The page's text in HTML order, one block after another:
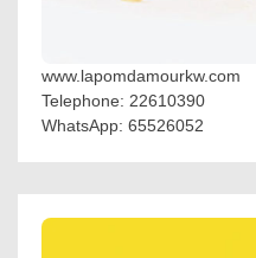
www.lapomdamourkw.com
Telephone: 22610390
WhatsApp: 65526052